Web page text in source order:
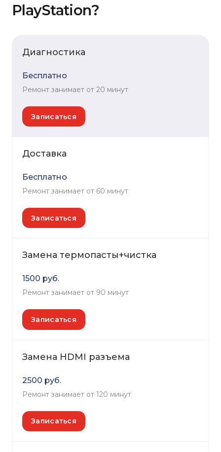
PlayStation?
Диагностика
Бесплатно
Ремонт занимает от 20 минут
Записаться
Доставка
Бесплатно
Ремонт занимает от 60 минут
Записаться
Замена термопасты+чистка
1500 руб.
Ремонт занимает от 90 минут
Записаться
Замена HDMI разъема
2500 руб.
Ремонт занимает от 120 минут
Записаться